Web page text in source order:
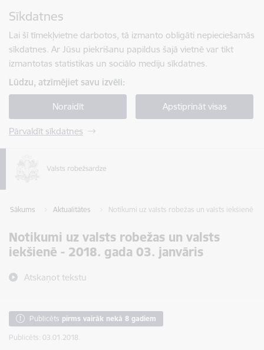
Sīkdatnes
Lai šī tīmekļvietne darbotos, tā izmanto obligāti nepieciešamās
sīkdatnes. Ar Jūsu piekrišanu papildus šajā vietnē var tikt
izmantotas statistikas un sociālo mediju sīkdatnes.
Lūdzu, atzīmējiet savu izvēli:
Noraidīt Apstiprināt visas
Pārvaldīt sīkdatnes
Sākums Aktualitātes Notikumi uz valsts robežas un valsts iekšienē -
Notikumi uz valsts robežas un valsts
iekšienē - 2018. gada 03. janvāris
Atskaņot tekstu
Publicēts pirms vairāk nekā 8 gadiem
Publicēts: 03.01.2018.